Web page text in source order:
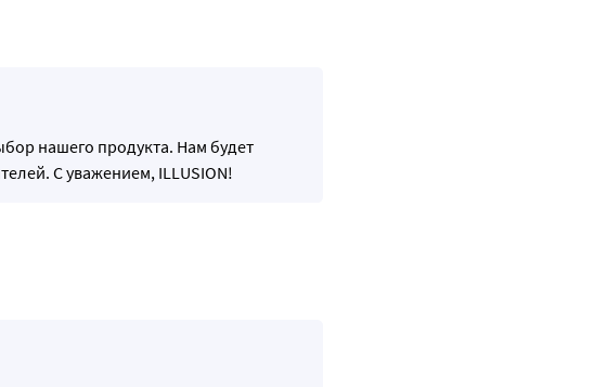
нашего продукта. Нам будет
С уважением, ILLUSION!